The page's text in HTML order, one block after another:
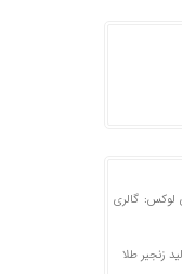
لوکس: گالری
زنجیر طلا